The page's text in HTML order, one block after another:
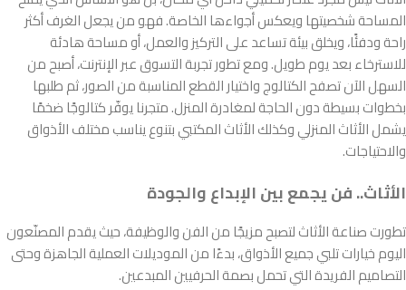
المساحة شخصيتها ويعكس أجواءها الخاصة. فهو من يجعل الغرف أكثر
راحة ودفئًا، ويخلق بيئة تساعد على التركيز والعمل، أو مساحة هادئة
للاسترخاء بعد يوم طويل. ومع تطور تجربة التسوق عبر الإنترنت، أصبح من
السهل الآن تصفح الكتالوج واختيار القطع المناسبة من الصور، ثم طلبها
بخطوات بسيطة دون الحاجة لمغادرة المنزل. متجرنا يوفّر كتالوجًا ضخمًا
يشمل الأثاث المنزلي وكذلك الأثاث المكتبي بتنوع يناسب مختلف الأذواق
والاحتياجات.
الأثاث.. فن يجمع بين الإبداع والجودة
تطورت صناعة الأثاث لتصبح مزيجًا من الفن والوظيفة، حيث يقدم المصنّعون
اليوم خيارات تلبي جميع الأذواق، بدءًا من الموديلات العملية الجاهزة وحتى
التصاميم الفريدة التي تحمل بصمة الحرفيين المبدعين.